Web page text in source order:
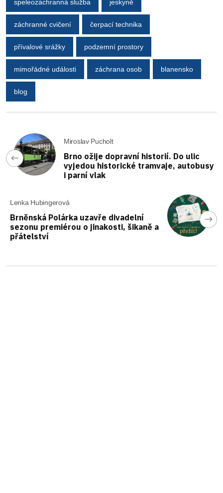
speleozáchranná služba jeskyně
záchranné cvičení čerpací technika
přívalové srážky podzemní prostory
mimořádné události záchrana osob blanensko
blog
Miroslav Pucholt
Brno ožije dopravní historií. Do ulic
vyjedou historické tramvaje, autobusy
i parní vlak
Lenka Hubingerová
Brněnská Polárka uzavře divadelní
sezonu premiérou o jinakosti, šikaně a
přátelství